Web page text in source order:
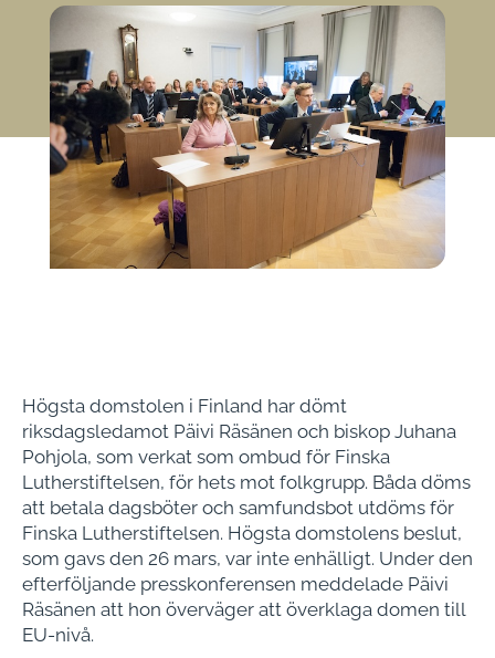
Högsta domstolen i Finland har dömt
riksdagsledamot Päivi Räsänen och biskop Juhana
Pohjola, som verkat som ombud för Finska
Lutherstiftelsen, för hets mot folkgrupp. Båda döms
att betala dagsböter och samfundsbot utdöms för
Finska Lutherstiftelsen​. Högsta domstolens beslut,
som gavs den 26 mars, var inte enhälligt. Under ​d​en
efterföljande presskonferens​en meddelade Päivi
Räsänen att hon överväger att överklaga domen till
EU-nivå.